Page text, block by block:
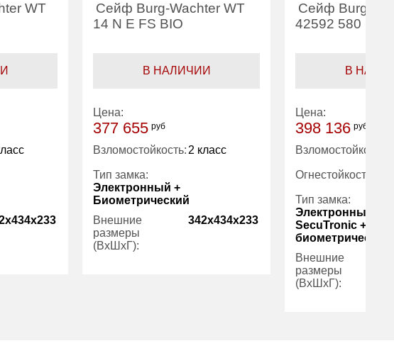
WT
Сейф Burg-Wachter WT
14 N E FS BIO
В НАЛИЧИИ
Цена:
377 655 руб
Взломостойкость: 2 класс
Тип замка:
Электронный +
Биометрический
Внешние
размеры
(ВхШхГ):
342x434x233
Сейф Burg-
42592 580 EF
В
Цена:
398 136 руб
Взломостойкость:
Огнестойкость:
Тип замка:
Электронный
SecuTronic +
биометрический
Внешние
размеры
(ВхШхГ):